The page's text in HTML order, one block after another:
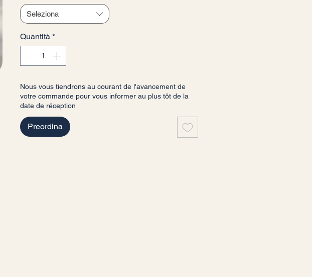
Seleziona
Quantità *
Nous vous tiendrons au courant de l'avancement de
votre commande pour vous informer au plus tôt de la
date de réception
Preordina